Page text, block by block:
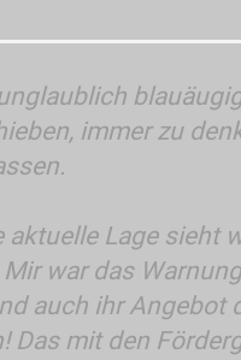
immer zu
aktuelle Lage sieht
war das
auch ihr
Das mit den